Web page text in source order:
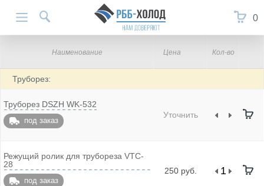
0
Наименование Цена Кол-во
Труборез:
Труборез DSZH WK-532
под заказ
Уточнить
Режущий ролик для трубореза VTC-
28
под заказ
250 руб.